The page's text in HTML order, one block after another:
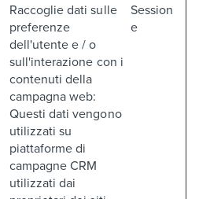
Raccoglie dati sulle
preferenze
dell'utente e / o
sull'interazione con i
contenuti della
campagna web:
Questi dati vengono
utilizzati su
piattaforme di
campagne CRM
utilizzati dai
Session
e